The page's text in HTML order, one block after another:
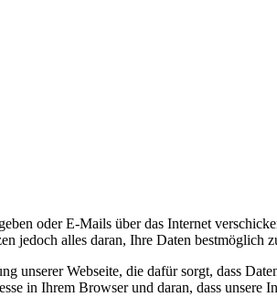
oder E-Mails über das Internet
jedoch alles daran, Ihre Daten bestmöglich
unserer Webseite, die dafür sorgt, dass
in Ihrem Browser und daran, dass unsere